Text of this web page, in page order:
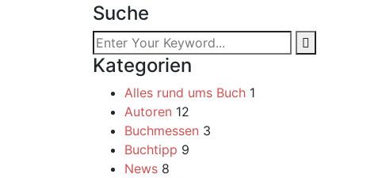
Suche
Kategorien
Alles rund ums Buch 1
Autoren 12
Buchmessen 3
Buchtipp 9
News 8